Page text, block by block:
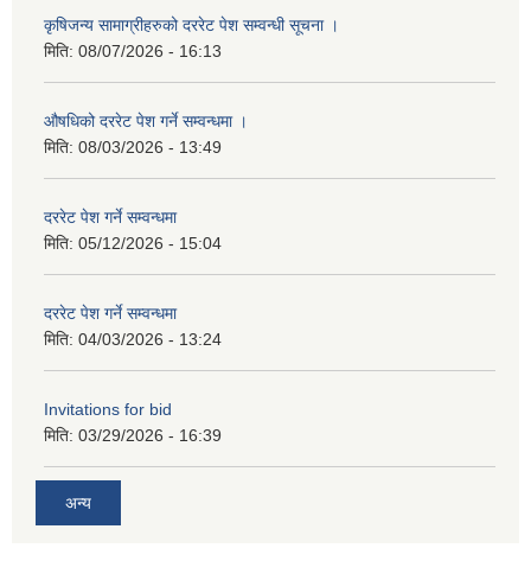
कृषिजन्य सामाग्रीहरुको दररेट पेश सम्वन्धी सूचना ।
मिति: 08/07/2026 - 16:13
औषधिको दररेट पेश गर्ने सम्वन्धमा ।
मिति: 08/03/2026 - 13:49
दररेट पेश गर्ने सम्वन्धमा
मिति: 05/12/2026 - 15:04
दररेट पेश गर्ने सम्वन्धमा
मिति: 04/03/2026 - 13:24
Invitations for bid
मिति: 03/29/2026 - 16:39
अन्य